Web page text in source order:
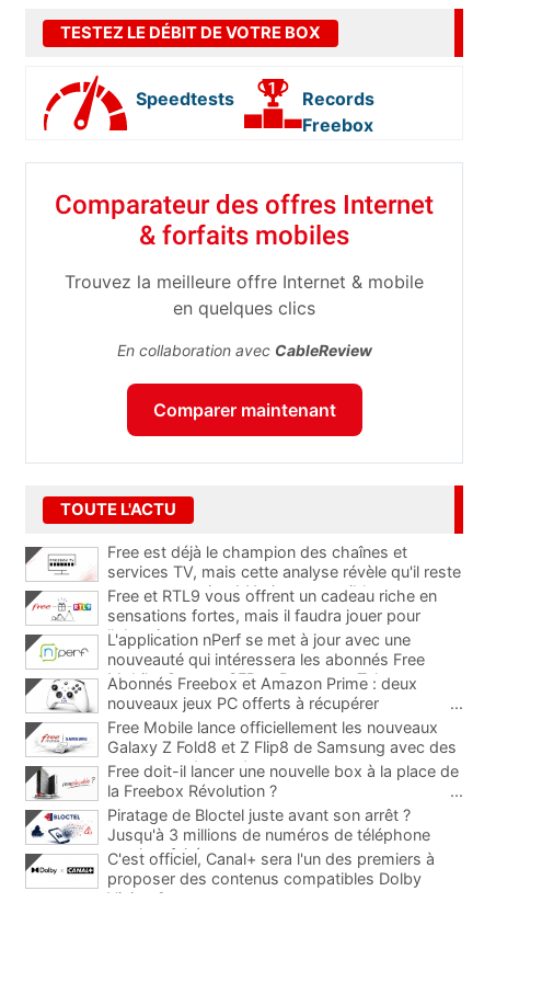
TESTEZ LE DÉBIT DE VOTRE BOX
Speedtests
Records
Freebox
Comparateur des offres Internet
& forfaits mobiles
Trouvez la meilleure offre Internet & mobile
en quelques clics
En collaboration avec CableReview
Comparer maintenant
TOUTE L'ACTU
Free est déjà le champion des chaînes et
services TV, mais cette analyse révèle qu'il reste
encore au moins 141 ajouts possibles
Free et RTL9 vous offrent un cadeau riche en
sensations fortes, mais il faudra jouer pour
l'obtenir
L'application nPerf se met à jour avec une
nouveauté qui intéressera les abonnés Free
Mobile, Orange, SFR et Bouygues Telecom
Abonnés Freebox et Amazon Prime : deux
nouveaux jeux PC offerts à récupérer
...
Free Mobile lance officiellement les nouveaux
Galaxy Z Fold8 et Z Flip8 de Samsung avec des
promos et des cadeaux
...
Free doit-il lancer une nouvelle box à la place de
la Freebox Révolution ?
...
Piratage de Bloctel juste avant son arrêt ?
Jusqu'à 3 millions de numéros de téléphone
auraient fuité
C'est officiel, Canal+ sera l'un des premiers à
proposer des contenus compatibles Dolby
Vision 2